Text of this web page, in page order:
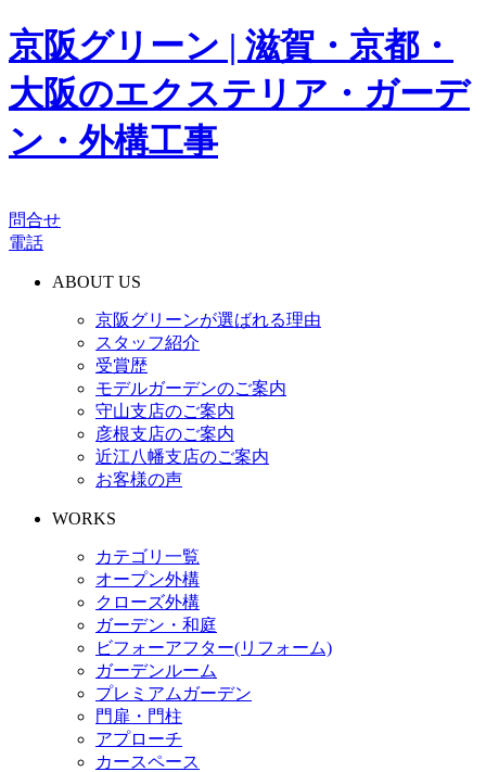
京阪グリーン | 滋賀・京都・
大阪のエクステリア・ガーデ
ン・外構工事
問合せ
電話
ABOUT US
京阪グリーンが選ばれる理由
スタッフ紹介
受賞歴
モデルガーデンのご案内
守山支店のご案内
彦根支店のご案内
近江八幡支店のご案内
お客様の声
WORKS
カテゴリ一覧
オープン外構
クローズ外構
ガーデン・和庭
ビフォーアフター(リフォーム)
ガーデンルーム
プレミアムガーデン
門扉・門柱
アプローチ
カースペース